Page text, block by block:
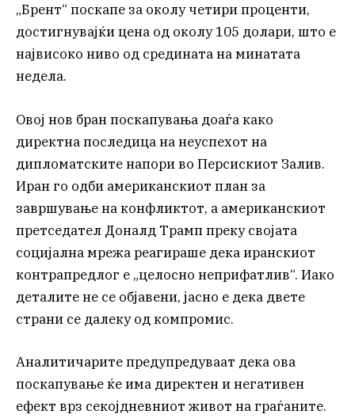
„Брент“ поскапе за околу четири проценти,
достигнувајќи цена од околу 105 долари, што е
највисоко ниво од средината на минатата
недела.
Овој нов бран поскапувања доаѓа како
директна последица на неуспехот на
дипломатските напори во Персискиот Залив.
Иран го одби американскиот план за
завршување на конфликтот, а американскиот
претседател Доналд Трамп преку својата
социјална мрежа реагираше дека иранскиот
контрапредлог е „целосно неприфатлив“. Иако
деталите не се објавени, јасно е дека двете
страни се далеку од компромис.
Аналитичарите предупредуваат дека ова
поскапување ќе има директен и негативен
ефект врз секојдневниот живот на граѓаните.